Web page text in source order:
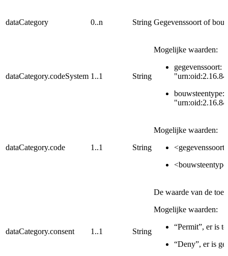
dataCategory 0..n String Gegevenssoort of
dataCategory.codeSystem 1..1 String
Mogelijke waarden:
gegevenssoort:
bouwsteentype:
dataCategory.code 1..1 String
Mogelijke waarden:
dataCategory.consent 1..1 String
De waarde van de
Mogelijke waarden:
“Permit”, er is
“Deny”, er is